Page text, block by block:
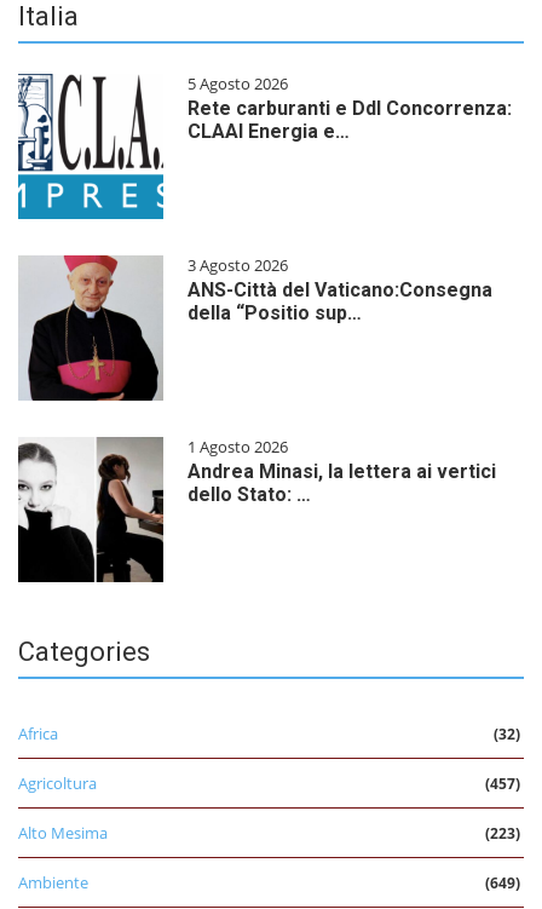
Italia
5 Agosto 2026
Rete carburanti e Ddl Concorrenza:
CLAAI Energia e…
3 Agosto 2026
ANS-Città del Vaticano:Consegna
della “Positio sup…
1 Agosto 2026
Andrea Minasi, la lettera ai vertici
dello Stato: …
Categories
Africa (32)
Agricoltura (457)
Alto Mesima (223)
Ambiente (649)